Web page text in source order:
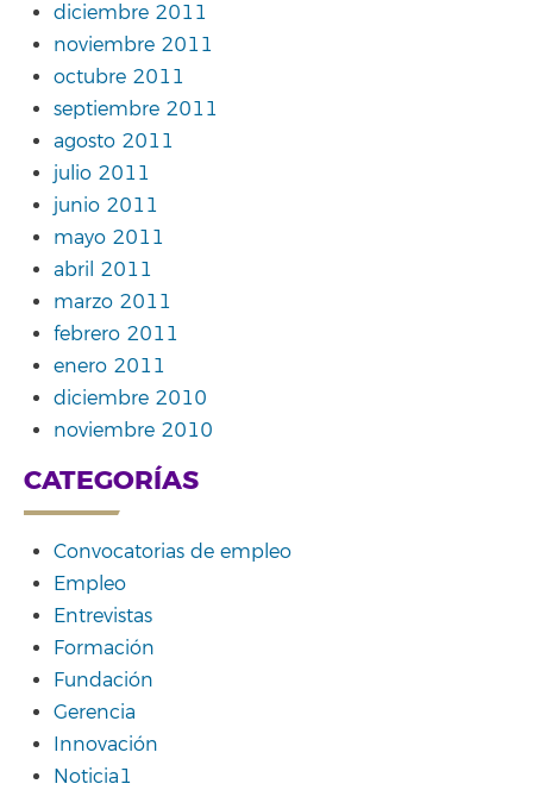
diciembre 2011
noviembre 2011
octubre 2011
septiembre 2011
agosto 2011
julio 2011
junio 2011
mayo 2011
abril 2011
marzo 2011
febrero 2011
enero 2011
diciembre 2010
noviembre 2010
CATEGORÍAS
Convocatorias de empleo
Empleo
Entrevistas
Formación
Fundación
Gerencia
Innovación
Noticia1